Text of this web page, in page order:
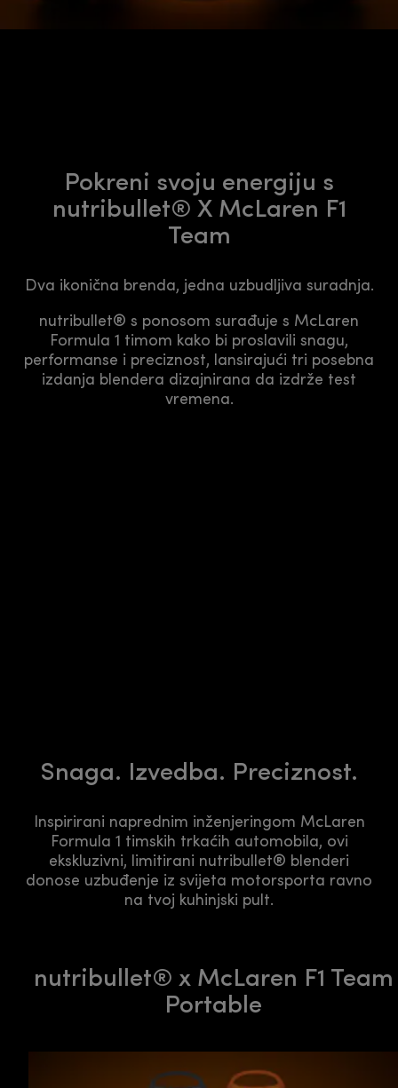
Pokreni svoju energiju s
nutribullet® X McLaren F1
Team
Dva ikonična brenda, jedna uzbudljiva suradnja.
nutribullet® s ponosom surađuje s McLaren
Formula 1 timom kako bi proslavili snagu,
performanse i preciznost, lansirajući tri posebna
izdanja blendera dizajnirana da izdrže test
vremena.
Snaga. Izvedba. Preciznost.
Inspirirani naprednim inženjeringom McLaren
Formula 1 timskih trkaćih automobila, ovi
ekskluzivni, limitirani nutribullet® blenderi
donose uzbuđenje iz svijeta motorsporta ravno
na tvoj kuhinjski pult.
nutribullet® x McLaren F1 Team
Portable